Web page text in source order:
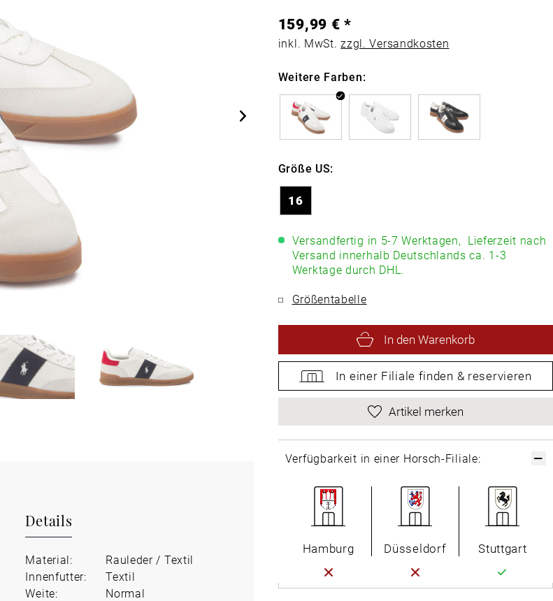
Details
Material:
Rauleder / Textil
Innenfutter:
Textil
Weite:
Normal
159,99 € *
inkl. MwSt.zzgl. Versandkosten
Weitere Farben:
Größe US:
16
Versandfertig in 5-7 Werktagen, Lieferzeit nach
Versand innerhalb Deutschlands ca. 1-3
Werktage durch DHL.
Größentabelle
In den Warenkorb
In einer Filiale finden & reservieren
Artikel merken
Verfügbarkeit in einer Horsch-Filiale:
Hamburg Düsseldorf Stuttgart